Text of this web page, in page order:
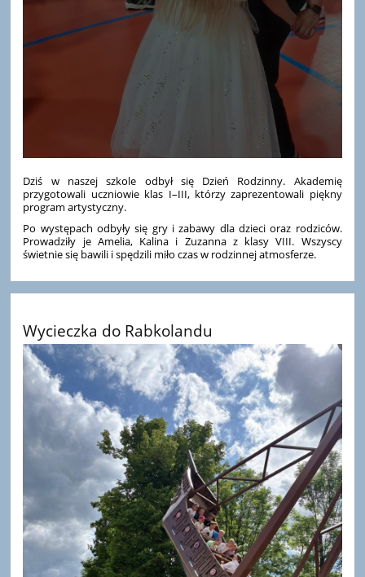
Dziś w naszej szkole odbył się Dzień Rodzinny. Akademię
przygotowali uczniowie klas I–III, którzy zaprezentowali piękny
program artystyczny.
Po występach odbyły się gry i zabawy dla dzieci oraz rodziców.
Prowadziły je Amelia, Kalina i Zuzanna z klasy VIII. Wszyscy
świetnie się bawili i spędzili miło czas w rodzinnej atmosferze.
Wycieczka do Rabkolandu